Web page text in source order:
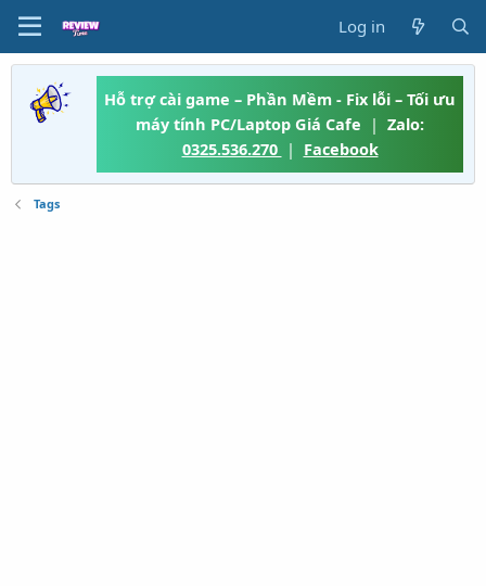
Log in
Hỗ trợ cài game – Phần Mềm - Fix lỗi – Tối ưu
máy tính PC/Laptop Giá Cafe | Zalo:
0325.536.270 | Facebook
Tags